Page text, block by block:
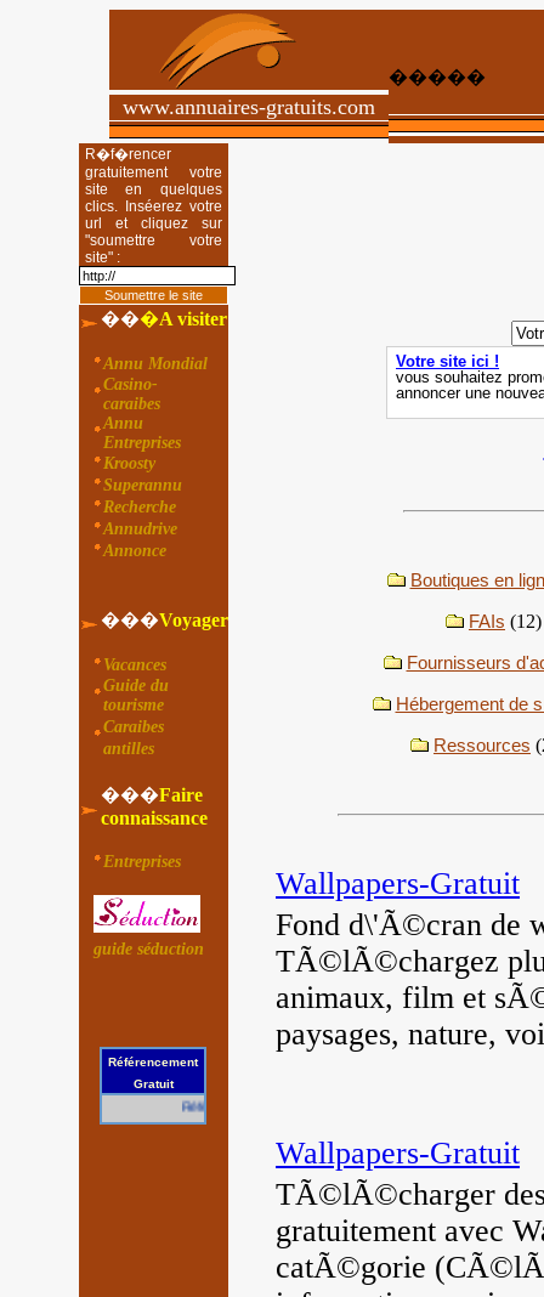
www.annuaires-gratuits.com
�����
R�f�rencer
gratuitement votre
site en quelques
clics. Inséerez votre
url et cliquez sur
"soumettre votre
site" :
���A visiter
Annu Mondial
Casino-
caraibes
Annu
Entreprises
Kroosty
Superannu
Recherche
Annudrive
Annonce
���Voyager
Vacances
Guide du
tourisme
Caraibes
antilles
���Faire
connaissance
Entreprises
guide séduction
Référencement
Gratuit
Référencez gratuitement votre site.
Boutiques en
FAIs (12)
Fournisseurs
Hébergement de
Ressources
Wallpapers-Gratuit
Fond d\'Ã©cran de
TÃ©lÃ©chargez
animaux, film et
paysages, nature,
Wallpapers-Gratuit
TÃ©lÃ©charger
gratuitement avec
catÃ©gorie